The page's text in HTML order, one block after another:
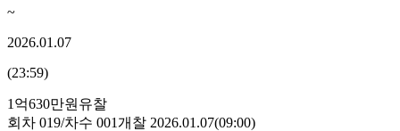
~
2026.01.07
(23:59)
1억630만원 유찰
회차 019/차수 001개찰 2026.01.07(09:00)